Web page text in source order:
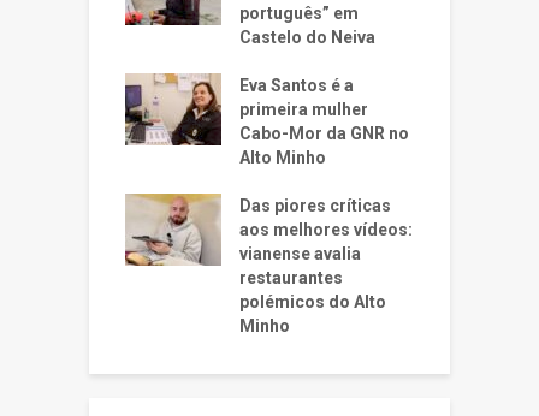
português” em
Castelo do Neiva
Eva Santos é a
primeira mulher
Cabo-Mor da GNR no
Alto Minho
Das piores críticas
aos melhores vídeos:
vianense avalia
restaurantes
polémicos do Alto
Minho